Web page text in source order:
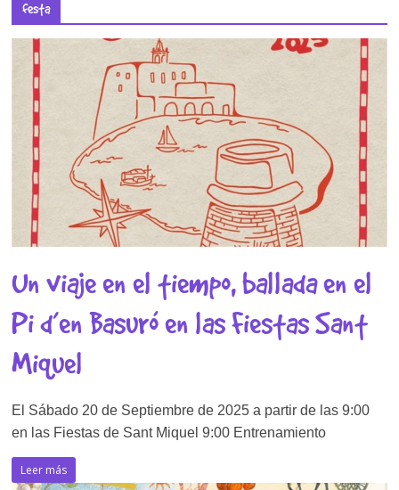
festa
Un viaje en el tiempo, ballada en el
Pi d’en Basuró en las Fiestas Sant
Miquel
El Sábado 20 de Septiembre de 2025 a partir de las 9:00
en las Fiestas de Sant Miquel 9:00 Entrenamiento
Leer más